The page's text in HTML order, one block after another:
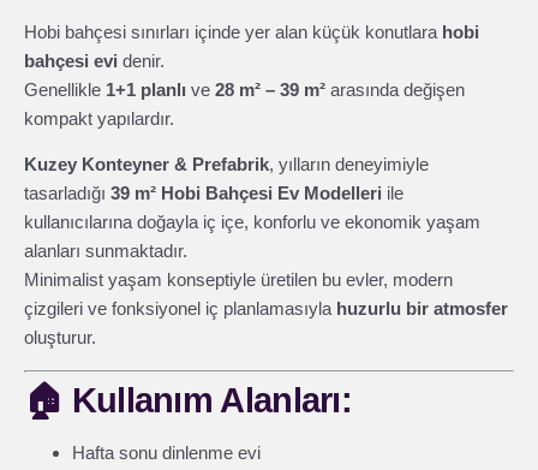
Hobi bahçesi sınırları içinde yer alan küçük konutlara hobi
bahçesi evi denir.
Genellikle 1+1 planlı ve 28 m² – 39 m² arasında değişen
kompakt yapılardır.
Kuzey Konteyner & Prefabrik, yılların deneyimiyle
tasarladığı 39 m² Hobi Bahçesi Ev Modelleri ile
kullanıcılarına doğayla iç içe, konforlu ve ekonomik yaşam
alanları sunmaktadır.
Minimalist yaşam konseptiyle üretilen bu evler, modern
çizgileri ve fonksiyonel iç planlamasıyla huzurlu bir atmosfer
oluşturur.
🏠 Kullanım Alanları:
Hafta sonu dinlenme evi